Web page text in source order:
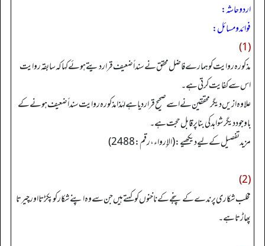
اردو حاشہ:
فوائد و مسائل:
(1)
مذکورہ روایت کو ہمارے فاضل محقق نے سنداً ضعیف قرار دیتے ہوئے کہا کہ سابقہ روایت
اس سے کفایت کرتی ہے۔
علاوہ ازیں دیگر محققین نے اسے صحیح قرار دیا ہے لہٰذا مذکورہ روایت سنداً ضعیف ہونے کے
باوجود دیگر شواہد کی بنا پر قابل حجت ہے۔
مزید تفصیل کےلیے دیکھیے: (الإرواء، رقم: 2488)
(2)
مخلب شکاری پرندے کے پنجے کے ناخنوں کو کہتے ہیں جن سے وہ اپنے شکار کو پکڑتا اور چیرتا
پھاڑتا ہے۔